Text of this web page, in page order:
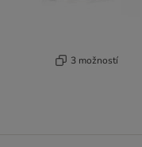
3 možností